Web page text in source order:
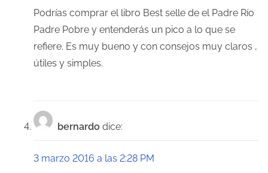
Podrías comprar el libro Best selle de el Padre Río
Padre Pobre y entenderás un pico a lo que se
refiere. Es muy bueno y con consejos muy claros ,
útiles y simples.
bernardo dice:
3 marzo 2016 a las 2:28 PM